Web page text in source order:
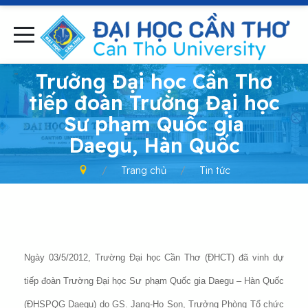
-
Trường Đại học Cần Thơ
tiếp đoàn Trường Đại học
Sư phạm Quốc gia
Daegu, Hàn Quốc
Trang chủ Tin tức
Ngày 03/5/2012, Trường Đại học Cần Thơ (ĐHCT) đã vinh dự
tiếp đoàn Trường Đại học Sư phạm Quốc gia Daegu – Hàn Quốc
(ĐHSPQG Daegu) do GS. Jang-Ho Son, Trưởng Phòng Tổ chức